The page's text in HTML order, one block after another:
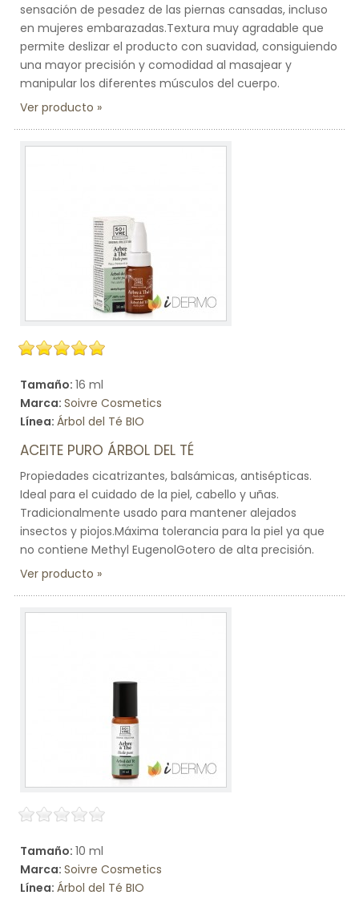
sensación de pesadez de las piernas cansadas, incluso
en mujeres embarazadas.Textura muy agradable que
permite deslizar el producto con suavidad, consiguiendo
una mayor precisión y comodidad al masajear y
manipular los diferentes músculos del cuerpo.
Ver producto
Tamaño: 16 ml
Marca: Soivre Cosmetics
Línea: Árbol del Té BIO
ACEITE PURO ÁRBOL DEL TÉ
Propiedades cicatrizantes, balsámicas, antisépticas.
Ideal para el cuidado de la piel, cabello y uñas.
Tradicionalmente usado para mantener alejados
insectos y piojos.Máxima tolerancia para la piel ya que
no contiene Methyl EugenolGotero de alta precisión.
Ver producto
Tamaño: 10 ml
Marca: Soivre Cosmetics
Línea: Árbol del Té BIO